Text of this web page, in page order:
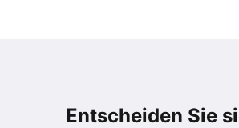
Entscheiden Sie